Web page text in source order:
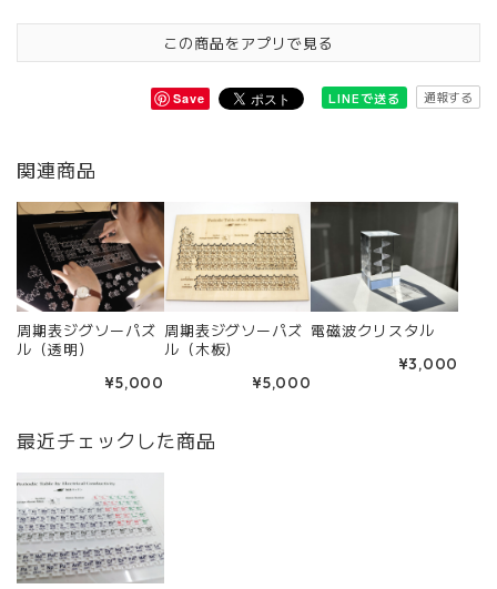
この商品をアプリで見る
Save LINEで送る 通報する
関連商品
周期表ジグソーパズ
ル（透明）
¥5,000
周期表ジグソーパズ
ル（木板）
¥5,000
電磁波クリスタル
¥3,000
最近チェックした商品